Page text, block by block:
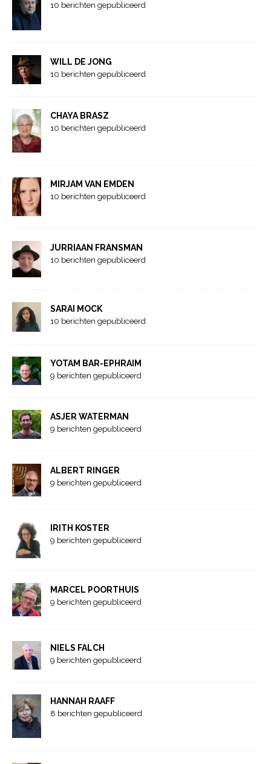
10 berichten gepubliceerd
WILL DE JONG
10 berichten gepubliceerd
CHAYA BRASZ
10 berichten gepubliceerd
MIRJAM VAN EMDEN
10 berichten gepubliceerd
JURRIAAN FRANSMAN
10 berichten gepubliceerd
SARAI MOCK
10 berichten gepubliceerd
YOTAM BAR-EPHRAIM
9 berichten gepubliceerd
ASJER WATERMAN
9 berichten gepubliceerd
ALBERT RINGER
9 berichten gepubliceerd
IRITH KOSTER
9 berichten gepubliceerd
MARCEL POORTHUIS
9 berichten gepubliceerd
NIELS FALCH
9 berichten gepubliceerd
HANNAH RAAFF
8 berichten gepubliceerd